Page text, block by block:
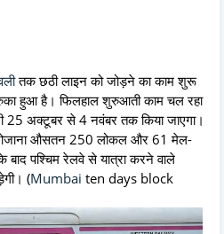
तक छठी लाइन को जोड़ने का काम शुरू
हुआ है। फिलहाल शुरुआती काम चल रहा
25 अक्टूबर से 4 नवंबर तक किया जाएगा।
रोजाना औसतन 250 लोकल और 61 मेल-
बाद पश्चिम रेलवे से यात्रा करने वाले
(Mumbai ten days block